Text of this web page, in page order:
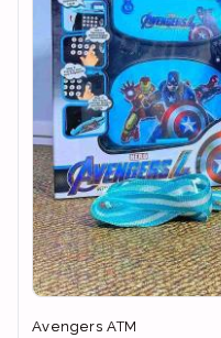
Avengers ATM